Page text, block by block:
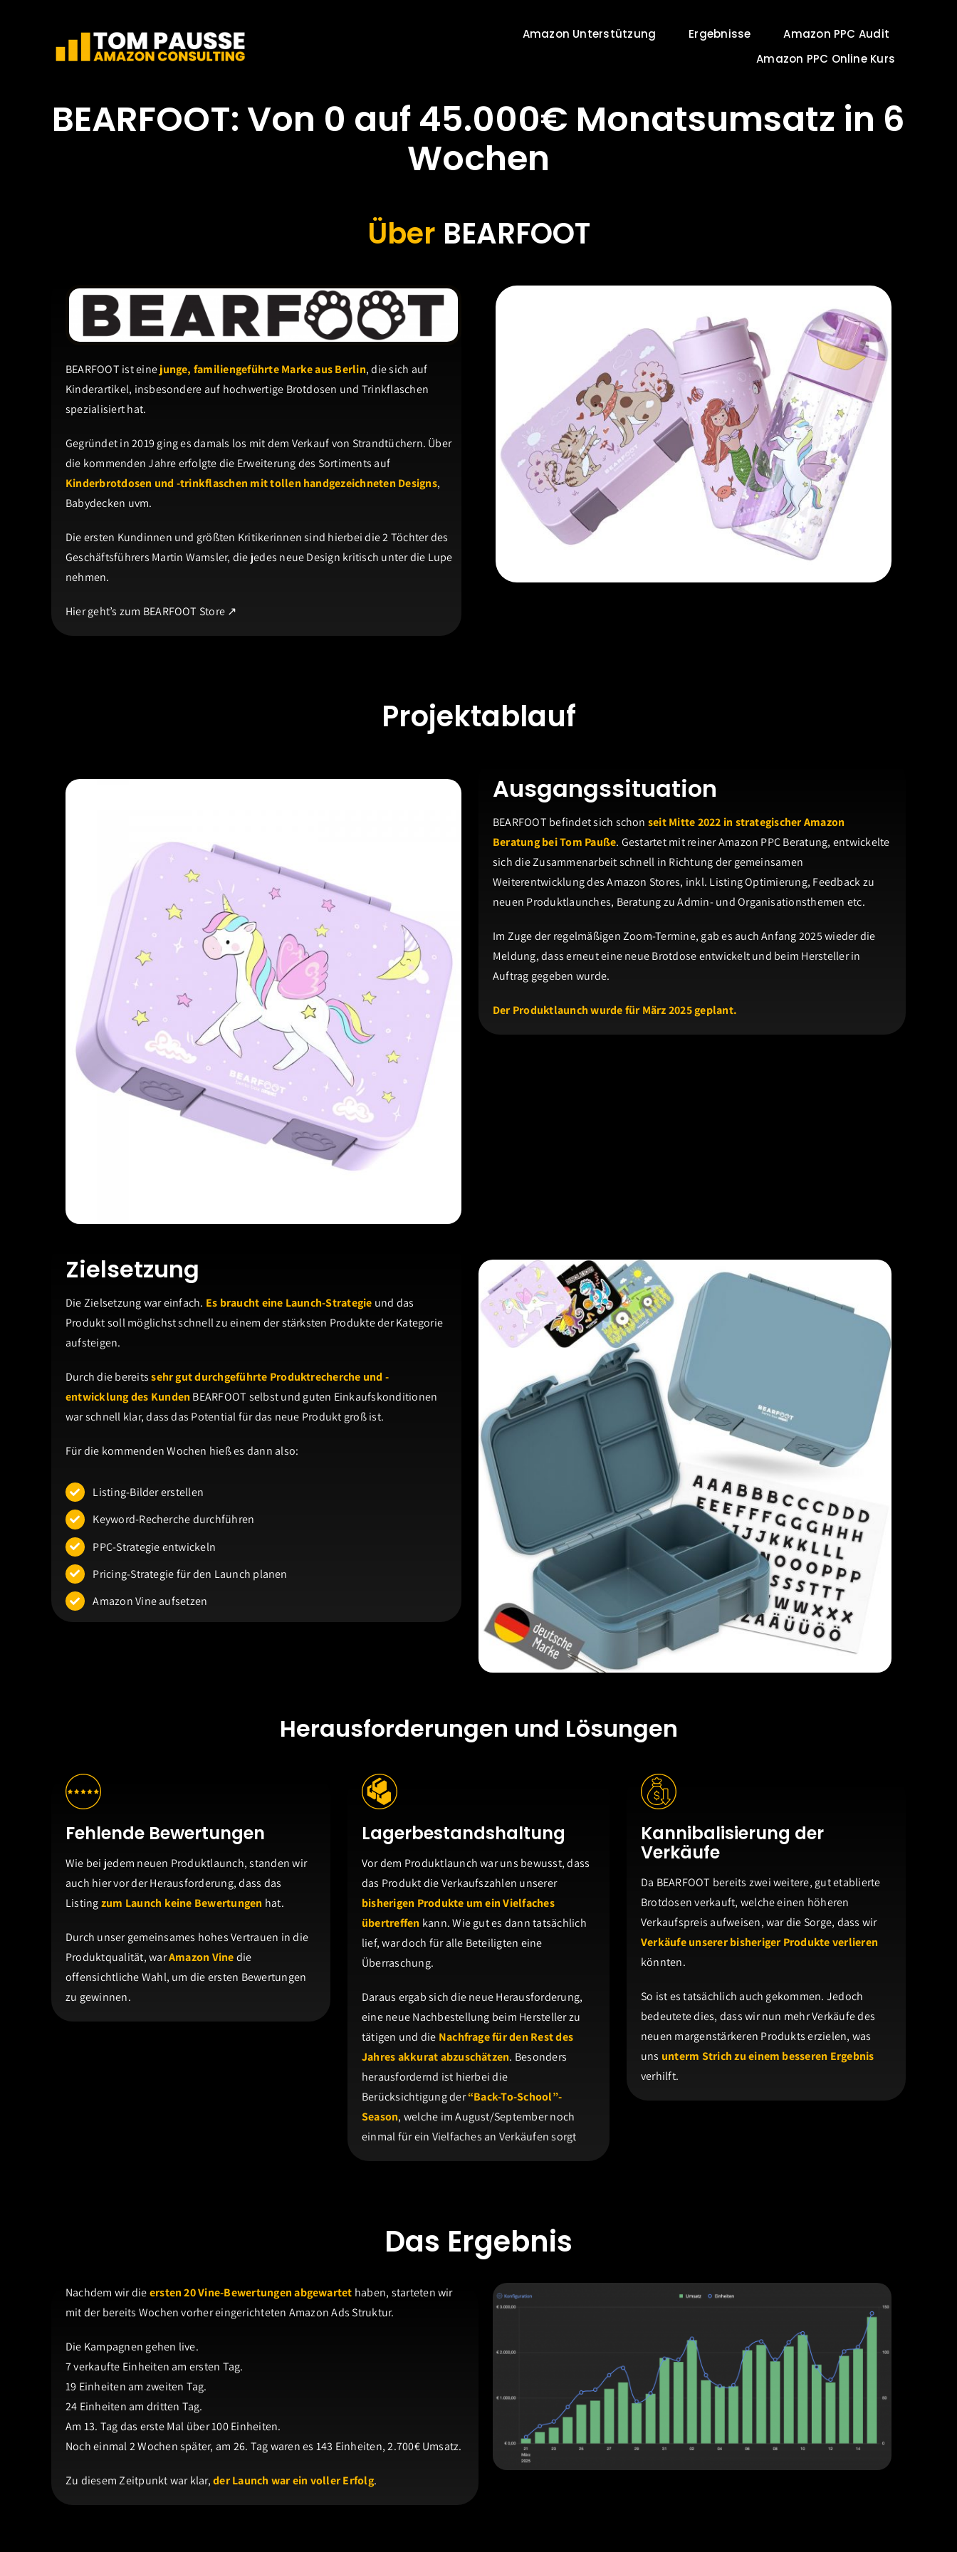
Amazon Unterstützung Ergebnisse
Amazon PPC Audit
Amazon PPC Online Kurs
BEARFOOT: Von 0 auf 45.000€ Monatsumsatz in 6
Wochen
Über BEARFOOT
BEARFOOT ist einejunge, familiengeführte Marke aus Berlin, die sich auf
Kinderartikel, insbesondere auf hochwertige Brotdosen und Trinkflaschen
spezialisiert hat.
Gegründet in 2019 ging es damals los mit dem Verkauf von Strandtüchern. Über
die kommenden Jahre erfolgte die Erweiterung des Sortiments auf
Kinderbrotdosen und -trinkflaschen mit tollen handgezeichneten Designs,
Babydecken uvm.
Die ersten Kundinnen und größten Kritikerinnen sind hierbei die 2 Töchter des
Geschäftsführers Martin Wamsler, die jedes neue Design kritisch unter die Lupe
nehmen.
Hier geht’s zum BEARFOOT Store ↗
Projektablauf
Ausgangssituation
BEARFOOT befindet sich schon seit Mitte 2022 in strategischer Amazon
Beratung bei Tom Pauße. Gestartet mit reiner Amazon PPC Beratung, entwickelte
sich die Zusammenarbeit schnell in Richtung der gemeinsamen
Weiterentwicklung des Amazon Stores, inkl. Listing Optimierung, Feedback zu
neuen Produktlaunches, Beratung zu Admin- und Organisationsthemen etc.
Im Zuge der regelmäßigen Zoom-Termine, gab es auch Anfang 2025 wieder die
Meldung, dass erneut eine neue Brotdose entwickelt und beim Hersteller in
Auftrag gegeben wurde.
Der Produktlaunch wurde für März 2025 geplant.
Zielsetzung
Die Zielsetzung war einfach. Es braucht eine Launch-Strategie und das
Produkt soll möglichst schnell zu einem der stärksten Produkte der Kategorie
aufsteigen.
Durch die bereitssehr gut durchgeführte Produktrecherche und -
entwicklung des KundenBEARFOOT selbst und guten Einkaufskonditionen
war schnell klar, dass das Potential für das neue Produkt groß ist.
Für die kommenden Wochen hieß es dann also:
Listing-Bilder erstellen
Keyword-Recherche durchführen
PPC-Strategie entwickeln
Pricing-Strategie für den Launch planen
Amazon Vine aufsetzen
Herausforderungen und Lösungen
Fehlende Bewertungen
Wie bei jedem neuen Produktlaunch, standen wir
auch hier vor der Herausforderung, dass das
Listingzum Launch keine Bewertungen hat.
Durch unser gemeinsames hohes Vertrauen in die
Produktqualität, warAmazon Vinedie
offensichtliche Wahl, um die ersten Bewertungen
zu gewinnen.
Lagerbestandshaltung
Vor dem Produktlaunch war uns bewusst, dass
das Produkt die Verkaufszahlen unserer
bisherigen Produkte um ein Vielfaches
übertreffen kann. Wie gut es dann tatsächlich
lief, war doch für alle Beteiligten eine
Überraschung.
Daraus ergab sich die neue Herausforderung,
eine neue Nachbestellung beim Hersteller zu
tätigen und die Nachfrage für den Rest des
Jahres akkurat abzuschätzen. Besonders
herausfordernd ist hierbei die
Berücksichtigung der“Back-To-School”-
Season, welche im August/September noch
einmal für ein Vielfaches an Verkäufen sorgt
Kannibalisierung der
Verkäufe
Da BEARFOOT bereits zwei weitere, gut etablierte
Brotdosen verkauft, welche einen höheren
Verkaufspreis aufweisen, war die Sorge, dass wir
Verkäufe unserer bisheriger Produkte verlieren
könnten.
So ist es tatsächlich auch gekommen. Jedoch
bedeutete dies, dass wir nun mehr Verkäufe des
neuen margenstärkeren Produkts erzielen, was
uns unterm Strich zu einem besseren Ergebnis
verhilft.
Das Ergebnis
Nachdem wir dieersten 20 Vine-Bewertungen abgewartet haben, starteten wir
mit der bereits Wochen vorher eingerichteten Amazon Ads Struktur.
Die Kampagnen gehen live.
7 verkaufte Einheiten am ersten Tag.
19 Einheiten am zweiten Tag.
24 Einheiten am dritten Tag.
Am 13. Tag das erste Mal über 100 Einheiten.
Noch einmal 2 Wochen später, am 26. Tag waren es 143 Einheiten, 2.700€ Umsatz.
Zu diesem Zeitpunkt war klar,der Launch war ein voller Erfolg.